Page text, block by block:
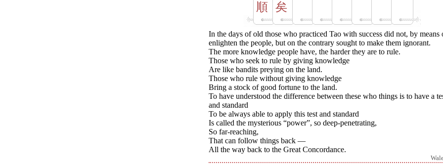
順 矣
In the days of old those who practiced Tao with success did not, by means
enlighten the people, but on the contrary sought to make them ignorant.
The more knowledge people have, the harder they are to rule.
Those who seek to rule by giving knowledge
Are like bandits preying on the land.
Those who rule without giving knowledge
Bring a stock of good fortune to the land.
To have understood the difference between these who things is to have a
and standard
To be always able to apply this test and standard
Is called the mysterious “power”, so deep-penetrating,
So far-reaching,
That can follow things back —
All the way back to the Great Concordance.